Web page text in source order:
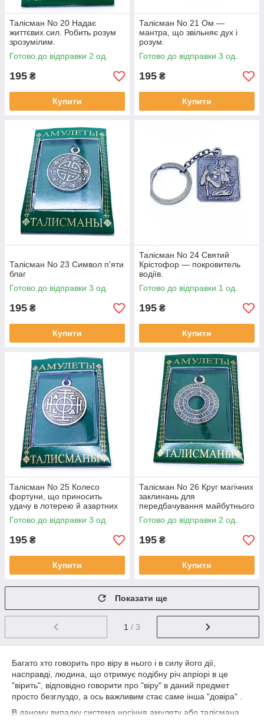
Талісман No 20 Надає
життєвих сил. Робить розум
зрозумілим.
Готово до відправки 2 од.
195 ₴
Купити
Талісман No 21 Ом —
мантра, що звільняє дух і
розум.
Готово до відправки 3 од.
195 ₴
Купити
Талісман No 23 Символ п'яти
благ
Готово до відправки 3 од.
195 ₴
Купити
Талісман No 24 Святий
Крістофор — покровитель
водіїв.
Готово до відправки 1 од.
195 ₴
Купити
Талісман No 25 Колесо
фортуни, що приносить
удачу в лотерею й азартних
іграх.
Готово до відправки 3 од.
195 ₴
Купити
Талісман No 26 Круг магічних
заклинань для
передбачування майбутнього
та здійснення бажань
Готово до відправки 2 од.
195 ₴
Купити
Показати ще
1 / 3
Багато хто говорить про віру в нього і в силу його дії,
насправді, людина, що отримує подібну річ апріорі в це
"вірить", відповідно говорити про "віру" в даний предмет
просто безглуздо, а ось важливим стає саме інша "довіра" .
В даному випадку система носіння амулету або талісмана